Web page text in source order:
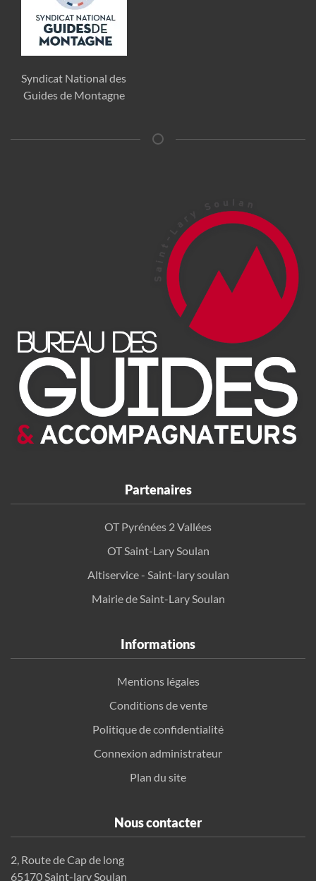
Syndicat National des
Guides de Montagne
Partenaires
OT Pyrénées 2 Vallées
OT Saint-Lary Soulan
Altiservice - Saint-lary soulan
Mairie de Saint-Lary Soulan
Informations
Mentions légales
Conditions de vente
Politique de confidentialité
Connexion administrateur
Plan du site
Nous contacter
2, Route de Cap de long
65170 Saint-lary Soulan